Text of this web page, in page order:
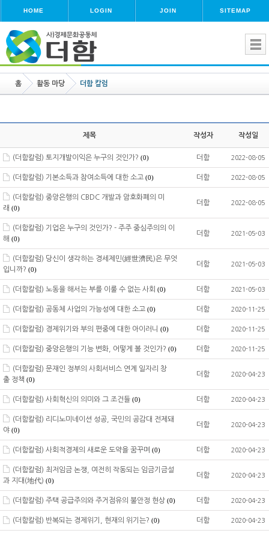
HOME LOGIN JOIN SITEMAP
홈 활동 마당 더함 칼럼
제목 작성자 작성일
(더함칼럼) 토지개발이익은 누구의 것인가? (0) 더함 2022-08-05
(더함칼럼) 기본소득과 참여소득에 대한 소고 (0) 더함 2022-08-05
(더함칼럼) 중앙은행의 CBDC 개발과 암호화폐의 미
래 (0)
더함 2022-08-05
(더함칼럼) 기업은 누구의 것인가? - 주주 중심주의의 이
해 (0)
더함 2021-05-03
(더함칼럼) 당신이 생각하는 경세제민(經世濟民)은 무엇
입니까? (0)
더함 2021-05-03
(더함칼럼) 노동을 해서는 부를 이룰 수 없는 사회 (0) 더함 2021-05-03
(더함칼럼) 공동체 사업의 가능성에 대한 소고 (0) 더함 2020-11-25
(더함칼럼) 경제위기와 부의 편중에 대한 아이러니 (0) 더함 2020-11-25
(더함칼럼) 중앙은행의 기능 변화, 어떻게 볼 것인가? (0) 더함 2020-11-25
(더함칼럼) 문재인 정부의 사회서비스 연계 일자리 창
출 정책 (0)
더함 2020-04-23
(더함칼럼) 사회혁신의 의미와 그 조건들 (0) 더함 2020-04-23
(더함칼럼) 리디노미네이션 성공, 국민의 공감대 전제돼
야 (0)
더함 2020-04-23
(더함칼럼) 사회적경제의 새로운 도약을 꿈꾸며 (0) 더함 2020-04-23
(더함칼럼) 최저임금 논쟁, 여전히 작동되는 임금기금설
과 지대(地代) (0)
더함 2020-04-23
(더함칼럼) 주택 공급주의와 주거점유의 불안정 현상 (0) 더함 2020-04-23
(더함칼럼) 반복되는 경제위기, 현재의 위기는? (0) 더함 2020-04-23